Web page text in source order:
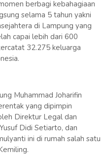
berbagi kebahagiaan
selama 5 tahun yakni
di Lampung yang
capai lebih dari 600
32.275 keluarga
Muhammad Joharifin
yang dipimpin
Direktur Legal dan
Didi Setiarto, dan
ini di rumah salah satu